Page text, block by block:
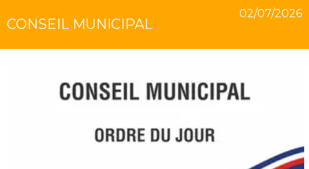
CONSEIL MUNICIPAL
02/07/2026